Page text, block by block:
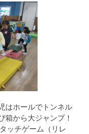
はホールでトンネル
箱から大ジャンプ！
ッチゲーム（リレ